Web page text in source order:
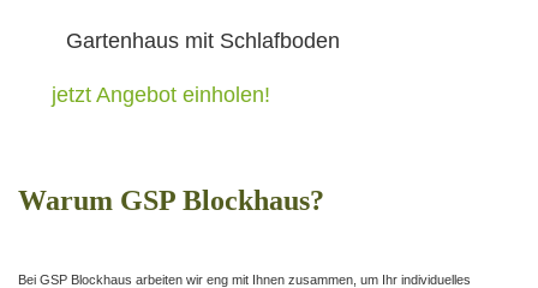
Gartenhaus mit Schlafboden
jetzt Angebot einholen!
Warum GSP Blockhaus?
Bei GSP Blockhaus arbeiten wir eng mit Ihnen zusammen, um Ihr individuelles